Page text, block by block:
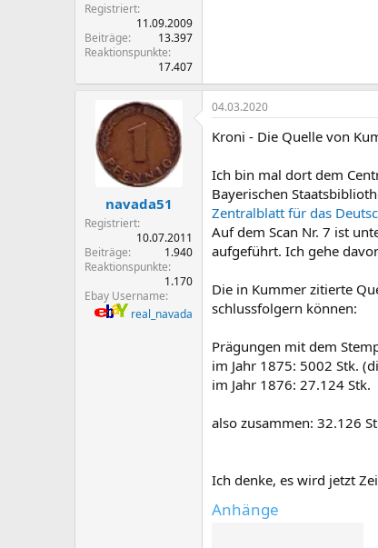
Registriert
11.09.2009
Beiträge
13.397
Reaktionspunkte
17.407
navada51
Registriert
10.07.2011
Beiträge
1.940
Reaktionspunkte
1.170
Ebay Username
real_navada
04.03.2020
Kroni - Die Quelle von
Ich bin mal dort dem
Bayerischen
Zentralblatt für das
Auf dem Scan Nr. 7 ist
aufgeführt. Ich gehe
Die in Kummer zitierte
schlussfolgern können:
Prägungen mit dem
im Jahr 1875: 5002 Stk.
im Jahr 1876: 27.124 Stk.
also zusammen: 32.126
Ich denke, es wird jetzt
Anhänge